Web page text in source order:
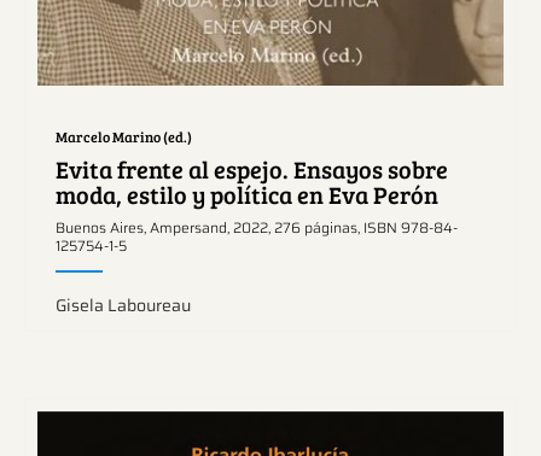
Marcelo Marino (ed.)
Evita frente al espejo. Ensayos sobre
moda, estilo y política en Eva Perón
Buenos Aires, Ampersand, 2022, 276 páginas, ISBN 978-84-
125754-1-5
Gisela Laboureau